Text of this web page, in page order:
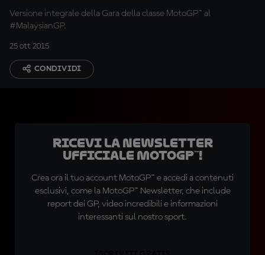
Versione integrale della Gara della classe MotoGP™ al
#MalaysianGP.
25 ott 2015
CONDIVIDI
Ricevi la newsletter
ufficiale MotoGP™!
Crea ora il tuo account MotoGP™ e accedi a contenuti
esclusivi, come la MotoGP™ Newsletter, che include
report dei GP, video incredibili e informazioni
interessanti sul nostro sport.